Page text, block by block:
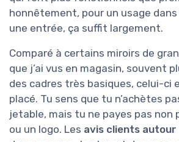
honnêtement, pour un usage
une entrée, ça suffit largement.
Comparé à certains miroirs de
que j’ai vus en magasin, souvent
des cadres très basiques, celui-ci
placé. Tu sens que tu n’achètes
jetable, mais tu ne payes pas non
ou un logo. Les avis clients